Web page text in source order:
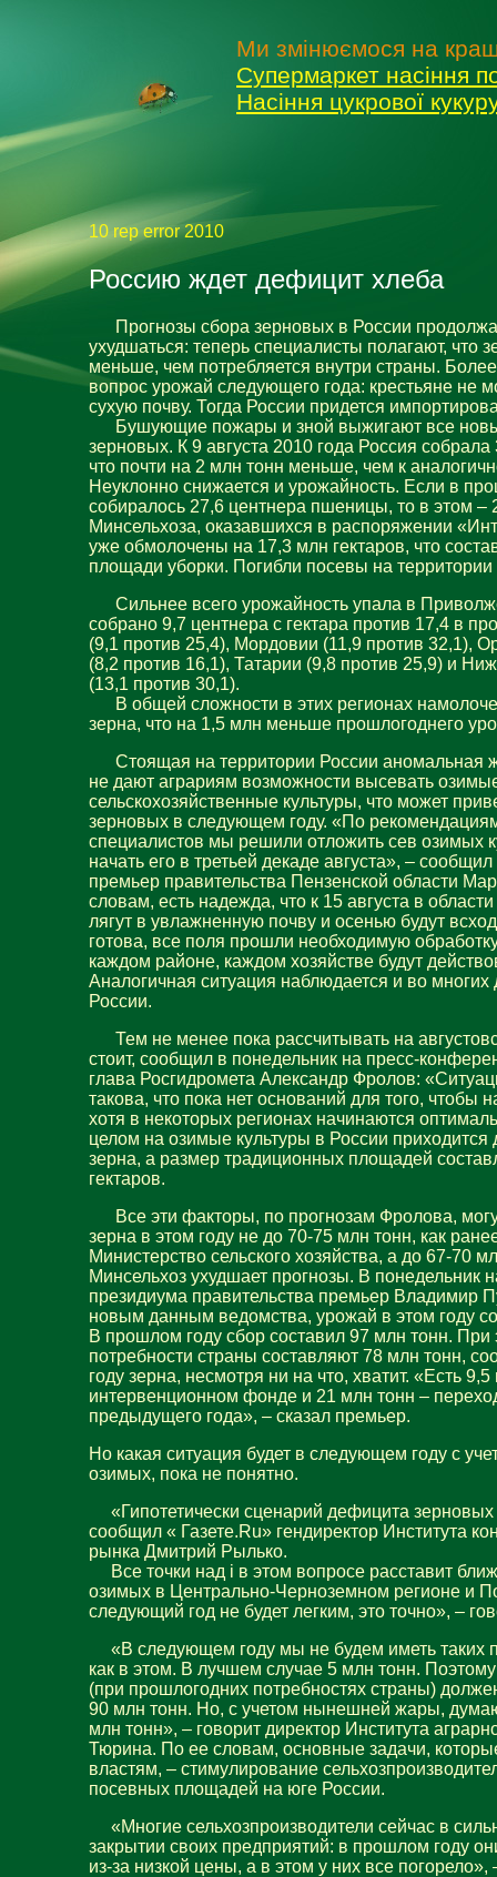
Ми змінюємося на
Супермаркет насіння
Насіння цукрової
10 rep error 2010
Россию ждет дефицит хлеба
Прогнозы сбора зерновых в России
ухудшаться: теперь специалисты полагают, что
меньше, чем потребляется внутри страны.
вопрос урожай следующего года: крестьяне не
сухую почву. Тогда России придется
Бушующие пожары и зной выжигают все
зерновых. К 9 августа 2010 года Россия
что почти на 2 млн тонн меньше, чем к
Неуклонно снижается и урожайность. Если в
собиралось 27,6 центнера пшеницы, то в этом –
Минсельхоза, оказавшихся в распоряжении
уже обмолочены на 17,3 млн гектаров, что
площади уборки. Погибли посевы на
Сильнее всего урожайность упала в
собрано 9,7 центнера с гектара против 17,4 в
(9,1 против 25,4), Мордовии (11,9 против 32,1),
(8,2 против 16,1), Татарии (9,8 против 25,9) и
(13,1 против 30,1).
В общей сложности в этих регионах
зерна, что на 1,5 млн меньше прошлогоднего
Стоящая на территории России аномальная
не дают аграриям возможности высевать
сельскохозяйственные культуры, что может
зерновых в следующем году. «По
специалистов мы решили отложить сев озимых
начать его в третьей декаде августа», –
премьер правительства Пензенской области
словам, есть надежда, что к 15 августа в
лягут в увлажненную почву и осенью будут
готова, все поля прошли необходимую
каждом районе, каждом хозяйстве будут
Аналогичная ситуация наблюдается и во многих
России.
Тем не менее пока рассчитывать на
стоит, сообщил в понедельник на пресс-
глава Росгидромета Александр Фролов:
такова, что пока нет оснований для того, чтобы
хотя в некоторых регионах начинаются
целом на озимые культуры в России приходится
зерна, а размер традиционных площадей
гектаров.
Все эти факторы, по прогнозам Фролова,
зерна в этом году не до 70-75 млн тонн, как
Министерство сельского хозяйства, а до 67-70
Минсельхоз ухудшает прогнозы. В понедельник
президиума правительства премьер Владимир
новым данным ведомства, урожай в этом году
В прошлом году сбор составил 97 млн тонн. При
потребности страны составляют 78 млн тонн,
году зерна, несмотря ни на что, хватит. «Есть
интервенционном фонде и 21 млн тонн –
предыдущего года», – сказал премьер.
Но какая ситуация будет в следующем году с
озимых, пока не понятно.
«Гипотетически сценарий дефицита зерновых
сообщил « Газете.Ru» гендиректор Института
рынка Дмитрий Рылько.
Все точки над i в этом вопросе расставит
озимых в Центрально-Черноземном регионе и
следующий год не будет легким, это точно», –
«В следующем году мы не будем иметь таких
как в этом. В лучшем случае 5 млн тонн.
(при прошлогодних потребностях страны)
90 млн тонн. Но, с учетом нынешней жары,
млн тонн», – говорит директор Института
Тюрина. По ее словам, основные задачи,
властям, – стимулирование
посевных площадей на юге России.
«Многие сельхозпроизводители сейчас в
закрытии своих предприятий: в прошлом году
из-за низкой цены, а в этом у них все